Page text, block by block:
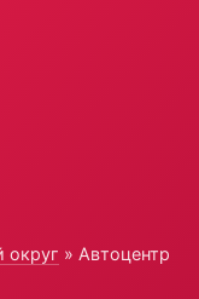
округ » Автоцентр